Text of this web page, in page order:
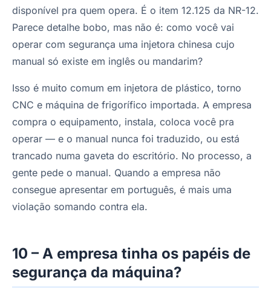
disponível pra quem opera. É o item 12.125 da NR-12.
Parece detalhe bobo, mas não é: como você vai
operar com segurança uma injetora chinesa cujo
manual só existe em inglês ou mandarim?
Isso é muito comum em injetora de plástico, torno
CNC e máquina de frigorífico importada. A empresa
compra o equipamento, instala, coloca você pra
operar — e o manual nunca foi traduzido, ou está
trancado numa gaveta do escritório. No processo, a
gente pede o manual. Quando a empresa não
consegue apresentar em português, é mais uma
violação somando contra ela.
10 – A empresa tinha os papéis de
segurança da máquina?